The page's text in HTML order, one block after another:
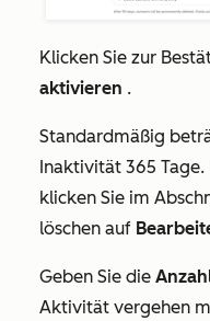
Klicken Sie zur
aktivieren .
Standardmäßig
Inaktivität 365
klicken Sie im
löschen auf
Geben Sie die
Aktivität vergehen